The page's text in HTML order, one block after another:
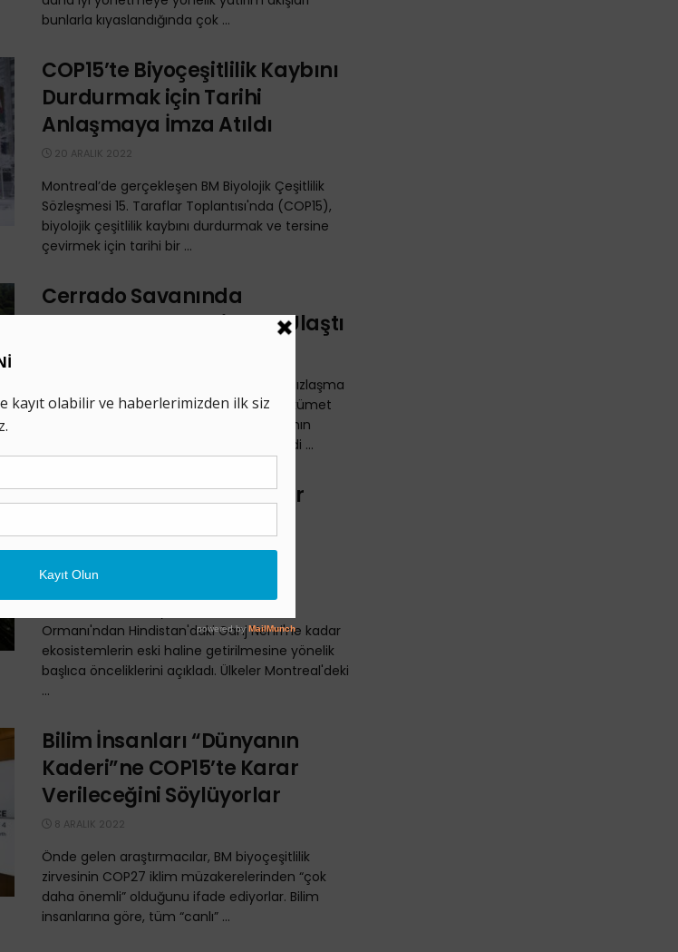
bunlarla kıyaslandığında çok ...
COP15’te Biyoçeşitlilik Kaybını
Durdurmak için Tarihi
Anlaşmaya İmza Atıldı
20 ARALIK 2022
Montreal’de gerçekleşen BM Biyolojik Çeşitlilik
Sözleşmesi 15. Taraflar Toplantısı'nda (COP15),
biyolojik çeşitlilik kaybını durdurmak ve tersine
çevirmek için tarihi bir ...
Cerrado Savanında
Ormansızlaşma Zirveye Ulaştı
Brezilya'nın Cerrado savanındaki ormansızlaşma
yedi yılın en yüksek seviyesine ulaştı. Hükümet
verilerine göre Çarşamba günü Brezilya'nın
Cerrado savanındaki ormansızlaşma yedi ...
BM COP15’te 2030’a Kadar
Önceliklerini Açıkladı
14 ARALIK 2022
Ormanı'ndan Hindistan'daki Ganj Nehri'ne kadar
ekosistemlerin eski haline getirilmesine yönelik
başlıca önceliklerini açıkladı. Ülkeler Montreal'deki
...
Bilim İnsanları “Dünyanın
Kaderi”ne COP15’te Karar
Verileceğini Söylüyorlar
8 ARALIK 2022
Önde gelen araştırmacılar, BM biyoçeşitlilik
zirvesinin COP27 iklim müzakerelerinden “çok
daha önemli” olduğunu ifade ediyorlar. Bilim
insanlarına göre, tüm “canlı” ...